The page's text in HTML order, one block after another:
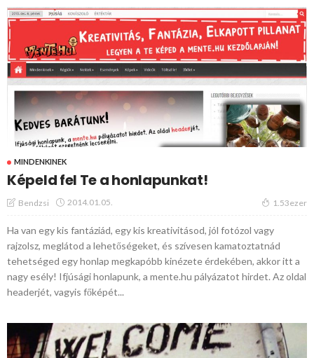
MINDENKINEK
Képeld fel Te a honlapunkat!
Bendzsi 2014.01.05. 1.53ezer
Ha van egy kis fantáziád, egy kis kreativitásod, jól fotózol vagy
rajzolsz, meglátod a lehetőségeket, és szívesen kamatoztatnád
tehetséged egy honlap megkapóbb kinézete érdekében, akkor itt a
nagy esély! Ifjúsági honlapunk, a mente.hu pályázatot hirdet. Az oldal
headerjét, vagyis főképét...